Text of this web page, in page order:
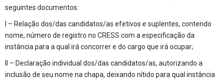
seguintes documentos:
I – Relação dos/das candidatos/as efetivos e suplentes, contendo
nome, número de registro no CRESS com a especificação da
instância para a qual irá concorrer e do cargo que irá ocupar;
II – Declaração individual dos/das candidatos/as, autorizando a
inclusão de seu nome na chapa, deixando nítido para qual instância